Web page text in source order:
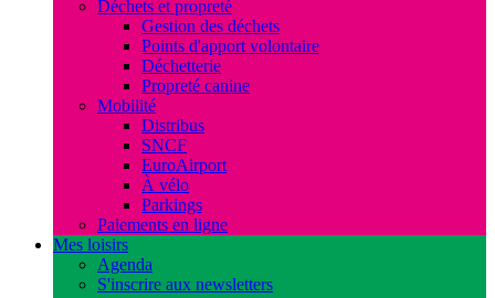
Déchets et propreté
Gestion des déchets
Points d'apport volontaire
Déchetterie
Propreté canine
Mobilité
Distribus
SNCF
EuroAirport
À vélo
Parkings
Paiements en ligne
Mes loisirs
Agenda
S'inscrire aux newsletters